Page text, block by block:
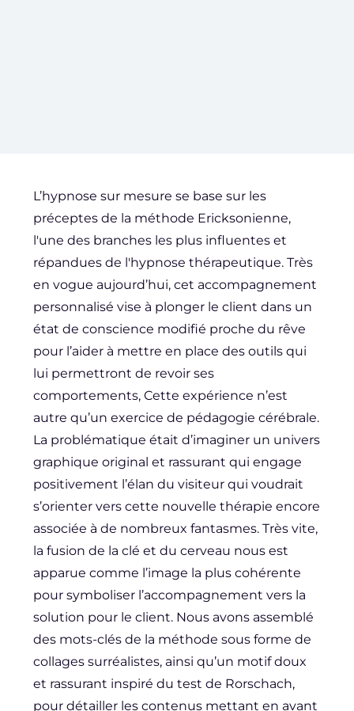
L’hypnose sur mesure se base sur les
préceptes de la méthode Ericksonienne,
l'une des branches les plus influentes et
répandues de l'hypnose thérapeutique. Très
en vogue aujourd’hui, cet accompagnement
personnalisé vise à plonger le client dans un
état de conscience modifié proche du rêve
pour l’aider à mettre en place des outils qui
lui permettront de revoir ses
comportements, Cette expérience n’est
autre qu’un exercice de pédagogie cérébrale.
La problématique était d’imaginer un univers
graphique original et rassurant qui engage
positivement l’élan du visiteur qui voudrait
s’orienter vers cette nouvelle thérapie encore
associée à de nombreux fantasmes. Très vite,
la fusion de la clé et du cerveau nous est
apparue comme l’image la plus cohérente
pour symboliser l’accompagnement vers la
solution pour le client. Nous avons assemblé
des mots-clés de la méthode sous forme de
collages surréalistes, ainsi qu’un motif doux
et rassurant inspiré du test de Rorschach,
pour détailler les contenus mettant en avant